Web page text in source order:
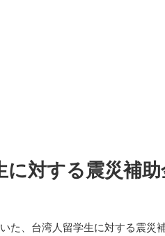
に対する震災補
た、台湾人留学生に対する震災